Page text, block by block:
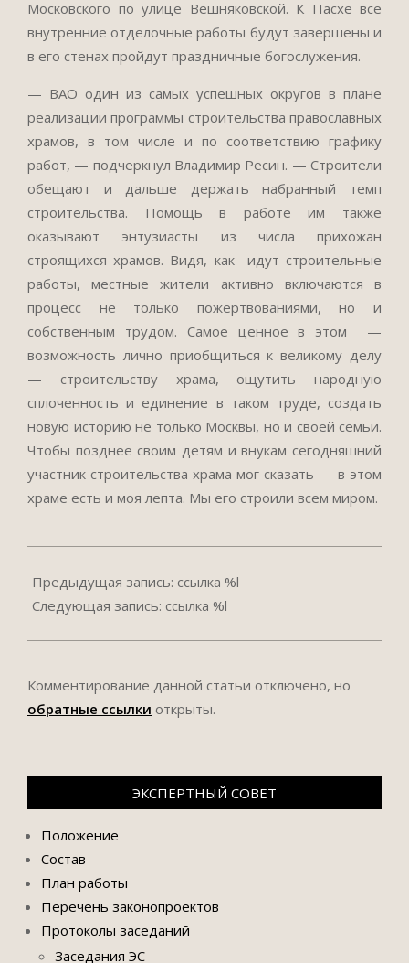
Московского по улице Вешняковской. К Пасхе все
внутренние отделочные работы будут завершены и
в его стенах пройдут праздничные богослужения.
— ВАО один из самых успешных округов в плане
реализации программы строительства православных
храмов, в том числе и по соответствию графику
работ, — подчеркнул Владимир Ресин. — Строители
обещают и дальше держать набранный темп
строительства. Помощь в работе им также
оказывают энтузиасты из числа прихожан
строящихся храмов. Видя, как идут строительные
работы, местные жители активно включаются в
процесс не только пожертвованиями, но и
собственным трудом. Самое ценное в этом —
возможность лично приобщиться к великому делу
— строительству храма, ощутить народную
сплоченность и единение в таком труде, создать
новую историю не только Москвы, но и своей семьи.
Чтобы позднее своим детям и внукам сегодняшний
участник строительства храма мог сказать — в этом
храме есть и моя лепта. Мы его строили всем миром.
04-
03
Предыдущая запись: ссылка %l
Следующая запись: ссылка %l
Комментирование данной статьи отключено, но
обратные ссылки открыты.
ЭКСПЕРТНЫЙ СОВЕТ
Положение
Состав
План работы
Перечень законопроектов
Протоколы заседаний
Заседания ЭС